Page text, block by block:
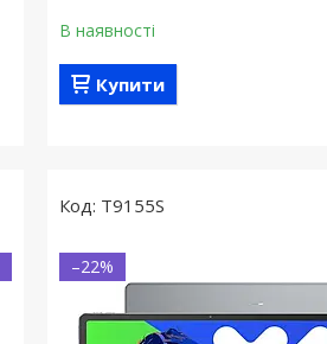
В наявності
Купити
T9155S
–22%